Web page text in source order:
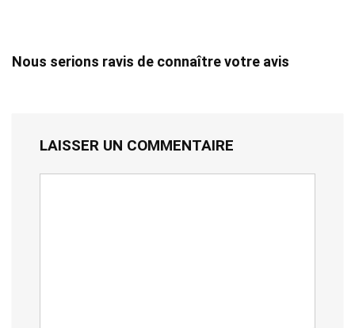
Nous serions ravis de connaître votre avis
LAISSER UN COMMENTAIRE